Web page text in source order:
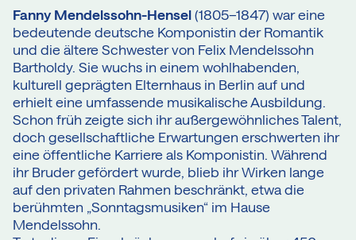
Fanny Mendelssohn-Hensel (1805–1847) war eine
bedeutende deutsche Komponistin der Romantik
und die ältere Schwester von Felix Mendelssohn
Bartholdy. Sie wuchs in einem wohlhabenden,
kulturell geprägten Elternhaus in Berlin auf und
erhielt eine umfassende musikalische Ausbildung.
Schon früh zeigte sich ihr außergewöhnliches Talent,
doch gesellschaftliche Erwartungen erschwerten ihr
eine öffentliche Karriere als Komponistin. Während
ihr Bruder gefördert wurde, blieb ihr Wirken lange
auf den privaten Rahmen beschränkt, etwa die
berühmten „Sonntagsmusiken“ im Hause
Mendelssohn.